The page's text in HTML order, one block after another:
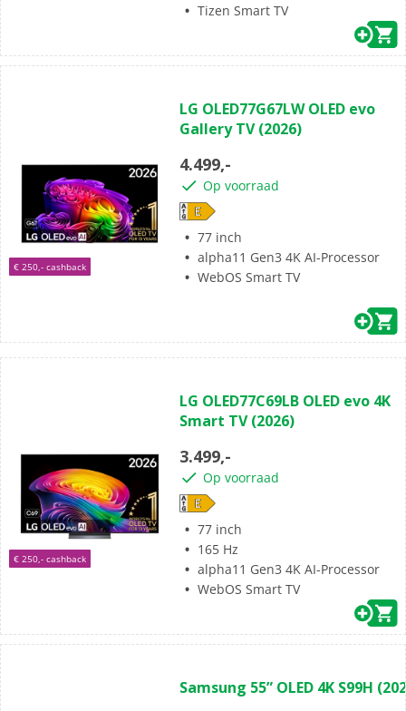
Tizen Smart TV
€ 250,- cashback
van
de
sterren.
LG OLED77G67LW OLED evo
Gallery TV (2026)
4.499,-
Op voorraad
77 inch
alpha11 Gen3 4K AI-Processor
WebOS Smart TV
€ 250,- cashback
van
de
sterren.
LG OLED77C69LB OLED evo 4K
Smart TV (2026)
3.499,-
Op voorraad
77 inch
165 Hz
alpha11 Gen3 4K AI-Processor
WebOS Smart TV
van
Samsung 55” OLED 4K S99H